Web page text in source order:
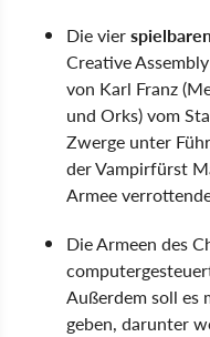
Die vier
Creative
von Karl Franz
und Orks) vom
Zwerge unter
der Vampirfürst
Armee
Die Armeen des
Außerdem soll es
geben, darunter